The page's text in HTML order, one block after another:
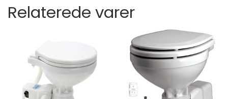
Relaterede varer